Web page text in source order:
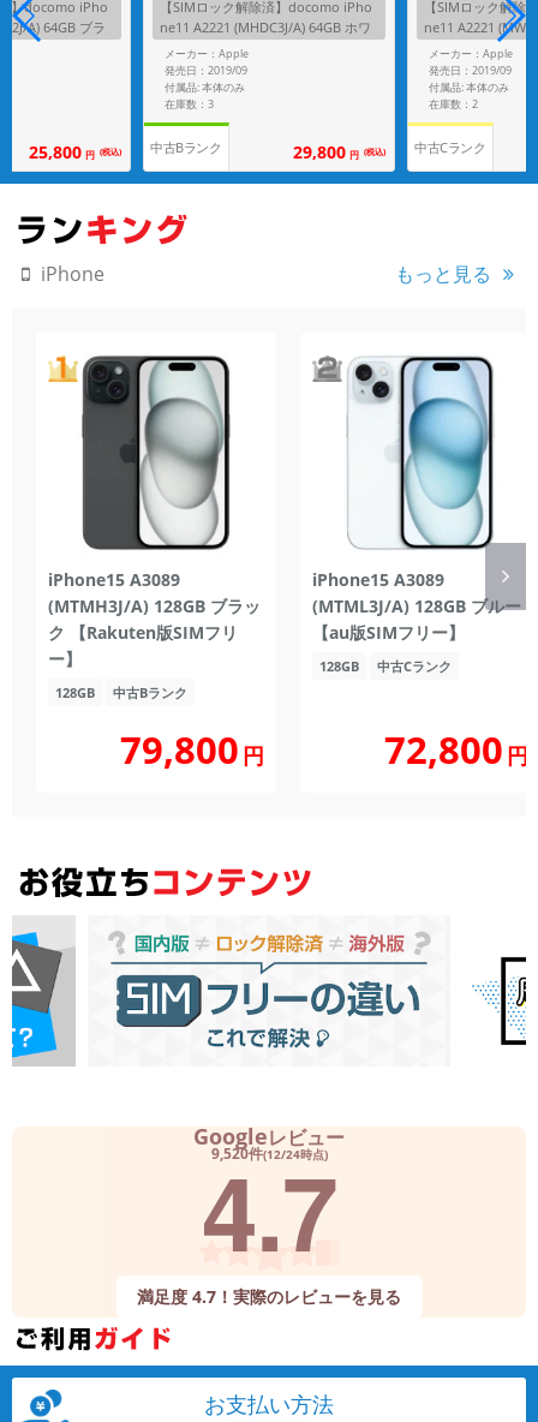
】docomo iPho
A) 64GB ブラ
25,800 円 (税込)
【SIMロック解除済】docomo iPho
ne11 A2221 (MHDC3J/A) 64GB ホワ
イト
メーカー：Apple
発売日：2019/09
付属品: 本体のみ
在庫数：3
中古Bランク 29,800 円 (税込)
【SIMロック解
ne11 A2221
ーン
メーカー：Apple
発売日：2019/09
付属品: 本体のみ
在庫数：2
中古Cランク
iPhone もっと見る
iPhone15 A3089
(MTMH3J/A) 128GB ブラッ
ク 【Rakuten版SIMフリ
ー】
128GB 中古Bランク
79,800円
iPhone15 A3089
(MTML3J/A) 128GB ブルー
【au版SIMフリー】
128GB 中古Cランク
72,800円
Googleレビュー
9,520件(12/24時点)
4.7
満足度 4.7！実際のレビューを見る
お支払い方法